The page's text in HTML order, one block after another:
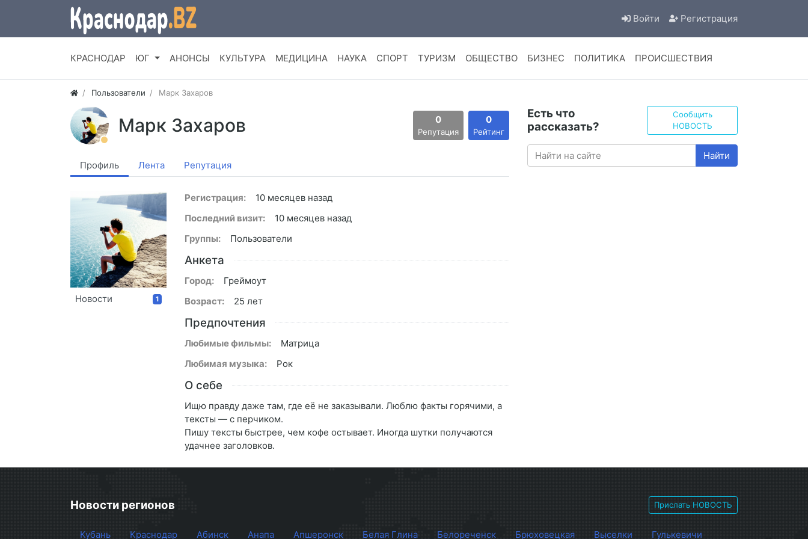
Войти Регистрация
КРАСНОДАР ЮГ АНОНСЫ КУЛЬТУРА МЕДИЦИНА НАУКА СПОРТ ТУРИЗМ ОБЩЕСТВО БИЗНЕС ПОЛИТИКА ПРОИСШЕСТВИЯ
Пользователи Марк Захаров
Марк Захаров 0
Репутация
0
Рейтинг
Профиль Лента Репутация
Новости 1
Регистрация:
10 месяцев назад
Последний визит:
10 месяцев назад
Группы:
Пользователи
Анкета
Город:
Греймоут
Возраст:
25 лет
Предпочтения
Любимые фильмы:
Матрица
Любимая музыка:
Рок
О себе
Ищю правду даже там, где её не заказывали. Люблю факты горячими, а
тексты — с перчиком.
Пишу тексты быстрее, чем кофе остывает. Иногда шутки получаются
удачнее заголовков.
Есть что
рассказать?
Сообщить
НОВОСТЬ
Найти
Новости регионов Прислать НОВОСТЬ
Кубань Краснодар Абинск Анапа Апшеронск Белая Глина Белореченск Брюховецкая Выселки Гулькевичи